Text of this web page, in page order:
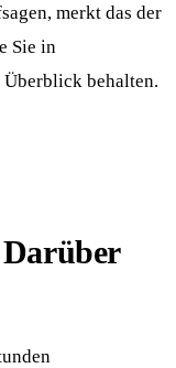
merkt das der
Sie in
behalten.